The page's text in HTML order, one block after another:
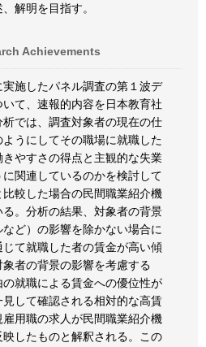
解明を目指す。
Achievements
施したパネル調査の第１波デ
て、速報的内容を日本教育社
では、調査対象者の現在の仕
うにしてその職場に就職した
やすさの得点と主観的な失業
関連しているのかを検討して
較した場合の民間職業紹介機
。分析の結果、対象者の背景
など）の影響を除かない場合に
て就職した者の賃金が高い傾
者の背景の影響を考慮する
就職による賃金への優位性が
して確認される相対的な高賃
用職の求人が民間職業紹介機
したものと解釈される。この